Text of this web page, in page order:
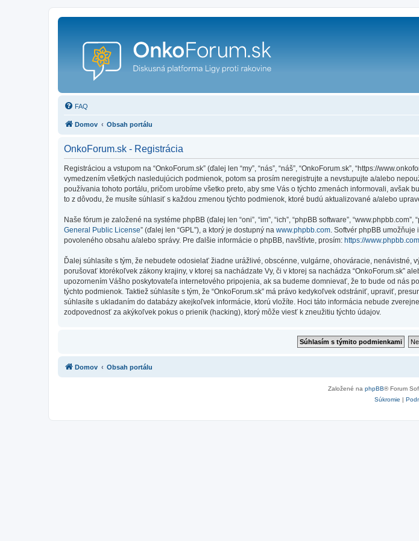
FAQ
Domov Obsah portálu
OnkoForum.sk - Registrácia
Registráciou a vstupom na “OnkoForum.sk” (ďalej len “my”, “nás”, “náš”, “OnkoForum.sk”, “https://
vymedzením všetkých nasledujúcich podmienok, potom sa prosím neregistrujte a nevstupujte a/alebo
používania tohoto portálu, pričom urobíme všetko preto, aby sme Vás o týchto zmenách informovali, avšak
to z dôvodu, že musíte súhlasiť s každou zmenou týchto podmienok, ktoré budú aktualizované a/alebo
Naše fórum je založené na systéme phpBB (ďalej len “oni”, “im”, “ich”, “phpBB software”,
General Public License” (ďalej len “GPL”), a ktorý je dostupný na www.phpbb.com. Softvér phpBB
povoleného obsahu a/alebo správy. Pre ďalšie informácie o phpBB, navštívte, prosím: https://
Ďalej súhlasíte s tým, že nebudete odosielať žiadne urážlivé, obscénne, vulgárne, ohováracie,
porušovať ktorékoľvek zákony krajiny, v ktorej sa nachádzate Vy, či v ktorej sa nachádza “OnkoForum.sk”
upozornením Vášho poskytovateľa internetového pripojenia, ak sa budeme domnievať, že to bude od nás
týchto podmienok. Taktiež súhlasíte s tým, že “OnkoForum.sk” má právo kedykoľvek odstrániť, upraviť,
súhlasíte s ukladaním do databázy akejkoľvek informácie, ktorú vložíte. Hoci táto informácia nebude
zodpovednosť za akýkoľvek pokus o prienik (hacking), ktorý môže viesť k zneužitiu týchto údajov.
Domov Obsah portálu
Založené na phpBB® Forum
Súkromie |